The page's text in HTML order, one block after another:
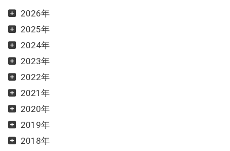
2026年
2025年
2024年
2023年
2022年
2021年
2020年
2019年
2018年